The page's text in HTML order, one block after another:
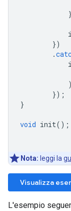
}
})
.
});
}
void init();
Nota: leggi la
Visualizza
L'esempio